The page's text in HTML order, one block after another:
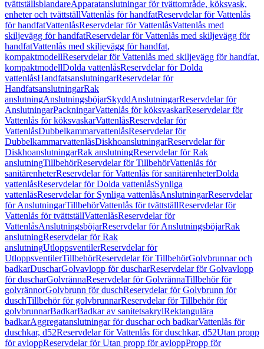
tvättställsblandareApparatanslutningar för tvättområde, köksvask,
enheter och tvättställVattenlås för handfatReservdelar för Vattenlås
för handfatVattenlåsReservdelar för VattenlåsVattenlås med
skiljevägg för handfatReservdelar för Vattenlås med skiljevägg för
handfatVattenlås med skiljevägg för handfat,
kompaktmodellReservdelar för Vattenlås med skiljevägg för handfat,
kompaktmodellDolda vattenlåsReservdelar för Dolda
vattenlåsHandfatsanslutningarReservdelar för
HandfatsanslutningarRak
anslutningAnslutningsböjarSkyddAnslutningarReservdelar för
AnslutningarPackningarVattenlås för köksvaskarReservdelar för
Vattenlås för köksvaskarVattenlåsReservdelar för
VattenlåsDubbelkammarvattenlåsReservdelar för
DubbelkammarvattenlåsDiskhoanslutningarReservdelar för
DiskhoanslutningarRak anslutningReservdelar för Rak
anslutningTillbehörReservdelar för TillbehörVattenlås för
sanitärenheterReservdelar för Vattenlås för sanitärenheterDolda
vattenlåsReservdelar för Dolda vattenlåsSynliga
vattenlåsReservdelar för Synliga vattenlåsAnslutningarReservdelar
för AnslutningarTillbehörVattenlås för tvättställReservdelar för
Vattenlås för tvättställVattenlåsReservdelar för
VattenlåsAnslutningsböjarReservdelar för AnslutningsböjarRak
anslutningReservdelar för Rak
anslutningUtloppsventilerReservdelar för
UtloppsventilerTillbehörReservdelar för TillbehörGolvbrunnar och
badkarDuscharGolvavlopp för duscharReservdelar för Golvavlopp
för duscharGolvrännaReservdelar för GolvrännaTillbehör för
golvrännorGolvbrunn för duschReservdelar för Golvbrunn för
duschTillbehör för golvbrunnarReservdelar för Tillbehör för
golvbrunnarBadkarBadkar av sanitetsakrylRektangulära
badkarAggregatanslutningar för duschar och badkarVattenlås för
duschkar, d52Reservdelar för Vattenlås för duschkar, d52Utan propp
för avloppReservdelar för Utan propp för avloppPropp för